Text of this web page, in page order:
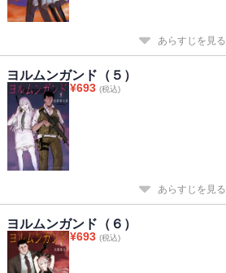
あらすじを見る
ヨルムンガンド（５）
¥693 (税込)
あらすじを見る
ヨルムンガンド（６）
¥693 (税込)